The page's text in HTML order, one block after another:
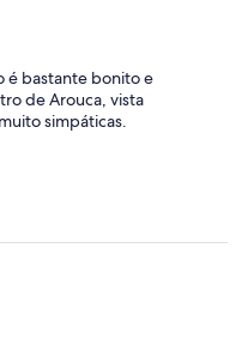
é bastante bonito e
de Arouca, vista
simpáticas.